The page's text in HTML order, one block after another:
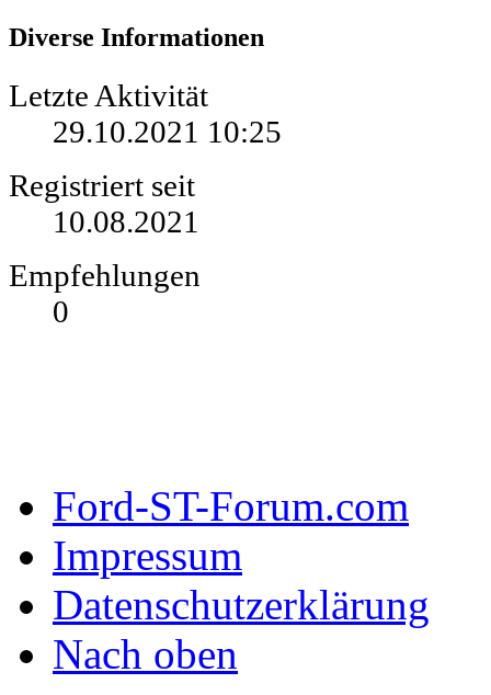
Diverse Informationen
Letzte Aktivität
29.10.2021 10:25
Registriert seit
10.08.2021
Empfehlungen
0
Ford-ST-Forum.com
Impressum
Datenschutzerklärung
Nach oben